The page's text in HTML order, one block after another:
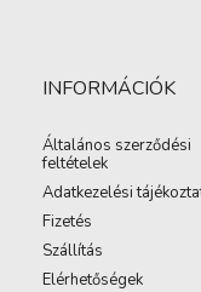
INFORMÁCIÓK
Általános szerződési
feltételek
Adatkezelési
Fizetés
Szállítás
Elérhetőségek